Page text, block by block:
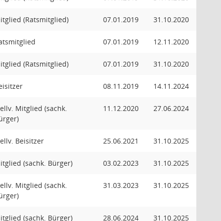
(Ratsmitglied) 07.01.2019 31.10.2020
07.01.2019 12.11.2020
(Ratsmitglied) 07.01.2019 31.10.2020
08.11.2019 14.11.2024
Mitglied (sachk.
11.12.2020 27.06.2024
Beisitzer 25.06.2021 31.10.2025
(sachk. Bürger) 03.02.2023 31.10.2025
Mitglied (sachk.
31.03.2023 31.10.2025
(sachk. Bürger) 28.06.2024 31.10.2025